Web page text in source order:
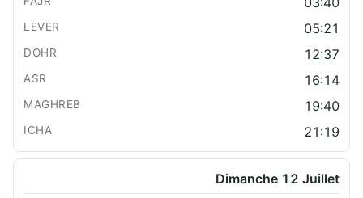
05:21
12:37
16:14
19:40
21:19
Dimanche 12 Juillet